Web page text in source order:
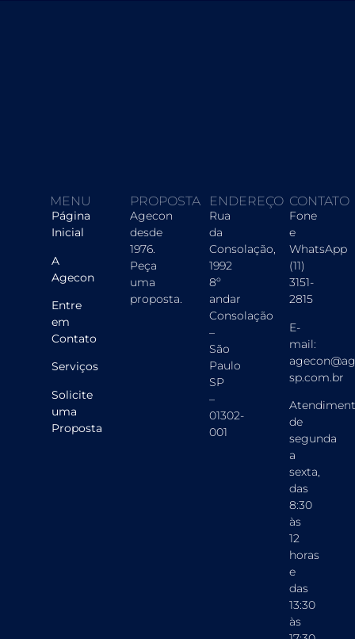
MENU
Página
Inicial
A
Agecon
Entre
em
Contato
Serviços
Solicite
uma
Proposta
PROPOSTA
Agecon
desde
1976.
Peça
uma
proposta.
ENDEREÇO
Rua
da
Consolação,
1992
8º
andar
Consolação
–
São
Paulo
SP
–
01302-
001
CONTATO
Fone
e
WhatsApp
(11)
3151-
2815
E-
mail:
sp.com.br
de
segunda
a
sexta,
das
8:30
às
12
horas
e
das
13:30
às